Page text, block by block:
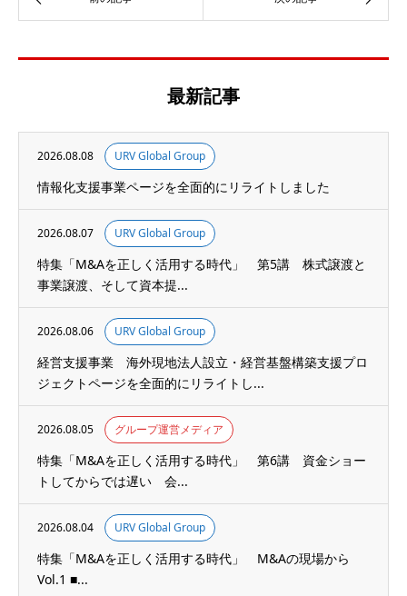
最新記事
2026.08.08 URV Global Group
情報化支援事業ページを全面的にリライトしました
2026.08.07 URV Global Group
特集「M&Aを正しく活用する時代」 第5講 株式譲渡と
事業譲渡、そして資本提...
2026.08.06 URV Global Group
経営支援事業 海外現地法人設立・経営基盤構築支援プロ
ジェクトページを全面的にリライトし...
2026.08.05 グループ運営メディア
特集「M&Aを正しく活用する時代」 第6講 資金ショー
トしてからでは遅い 会...
2026.08.04 URV Global Group
特集「M&Aを正しく活用する時代」 M&Aの現場から
Vol.1 ■...